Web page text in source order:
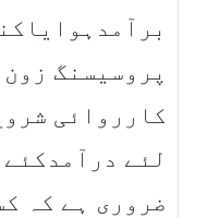
پروسیسنگ
کارروائی
لئے
ضروری ہے کہ